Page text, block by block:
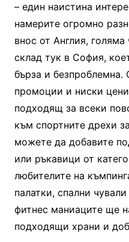
– един наистина
намерите огромно
внос от Англия,
склад тук в София,
бърза и
промоции и ниски
подходящ за всеки
към спортните дрехи
можете да добавите
или ръкавици от
любителите на
палатки, спални
фитнес маниаците ще
подходящи храни и